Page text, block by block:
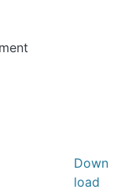
Down
load